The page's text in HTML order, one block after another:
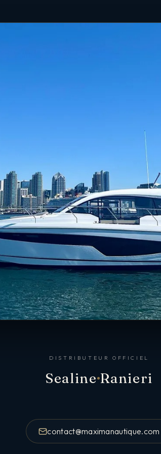
DISTRIBUTEUR OFFICIEL
Sealine Ranieri
contact@maximanautique.com